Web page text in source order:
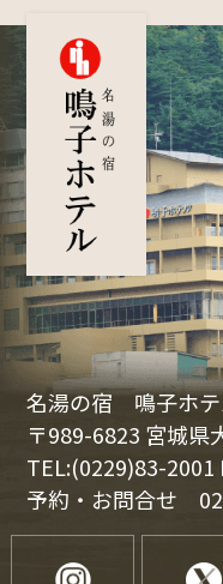
名湯の宿 鳴子ホ
〒989-6823 宮城県
TEL:(0229)83-2001
予約・お問合せ